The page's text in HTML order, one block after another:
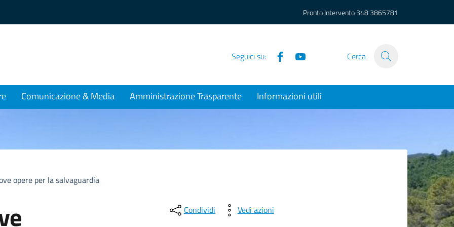
Pronto Intervento348 3865781
Seguici su: Facebook Cerca
Comunicazione & Media Amministrazione Trasparente Informazioni utili
opere per la salvaguardia
Condividi Vedi azioni